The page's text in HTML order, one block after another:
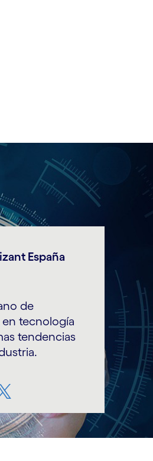
España
de
tecnología
tendencias